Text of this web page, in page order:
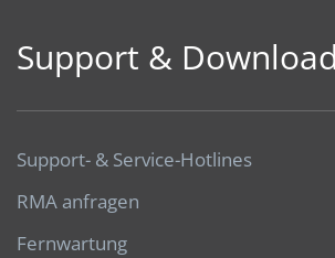
Support &
Support- & Service-Hotlines
RMA anfragen
Fernwartung